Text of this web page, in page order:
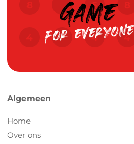
Algemeen
Home
Over ons